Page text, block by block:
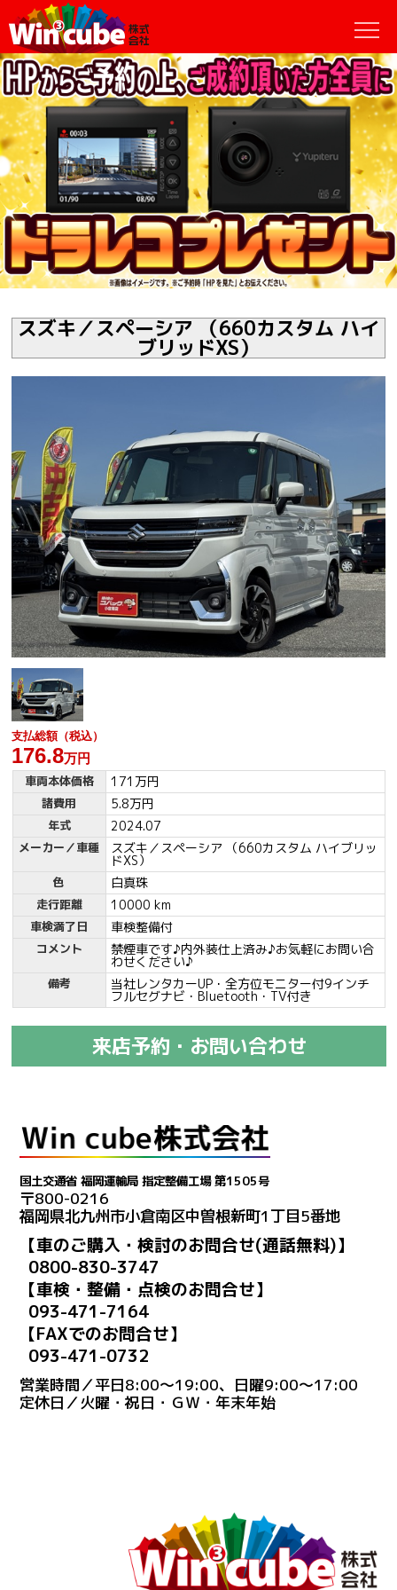
スズキ／スペーシア （660カスタム ハイ
ブリッドXS）
支払総額（税込）
176.8万円
車両本体価格 171万円
諸費用 5.8万円
年式 2024.07
メーカー／車種 スズキ／スペーシア （660カスタム ハイブリッ
ドXS）
色 白真珠
走行距離 10000 km
車検満了日 車検整備付
コメント 禁煙車です♪内外装仕上済み♪お気軽にお問い合
わせください♪
備考 当社レンタカーUP・全方位モニター付9インチ
フルセグナビ・Bluetooth・TV付き
来店予約・お問い合わせ
国土交通省 福岡運輸局 指定整備工場 第1505号
〒800-0216
福岡県北九州市小倉南区中曽根新町1丁目5番地
【車のご購入・検討のお問合せ(通話無料)】
0800-830-3747
【車検・整備・点検のお問合せ】
093-471-7164
【FAXでのお問合せ】
093-471-0732
営業時間／平日8:00～19:00、日曜9:00～17:00
定休日／火曜・祝日・ＧＷ・年末年始